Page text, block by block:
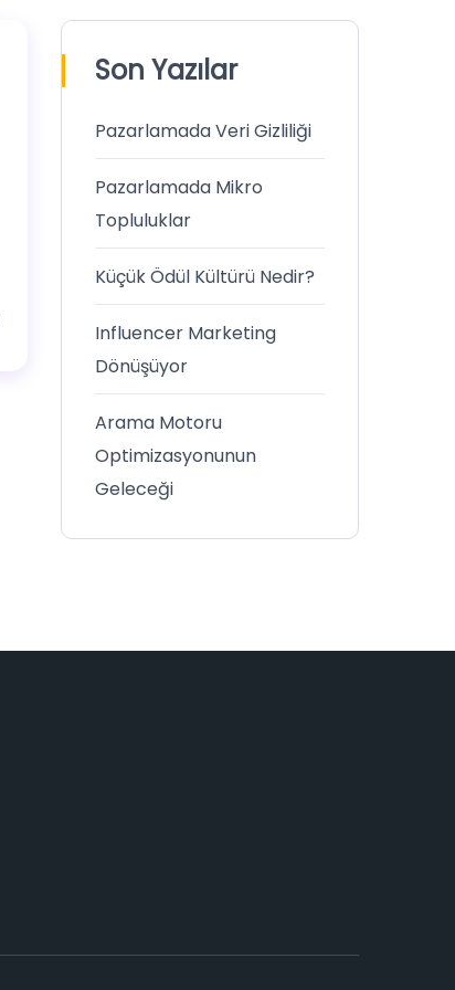
Son Yazılar
Pazarlamada Veri Gizliliği
Pazarlamada Mikro
Topluluklar
Küçük Ödül Kültürü Nedir?
Influencer Marketing
Dönüşüyor
Arama Motoru
Optimizasyonunun
Geleceği